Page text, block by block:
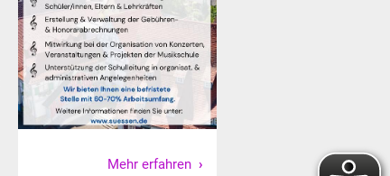
Mehr erfahren